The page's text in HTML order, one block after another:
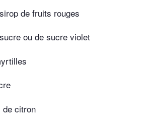
de fruits rouges
ou de sucre violet
citron